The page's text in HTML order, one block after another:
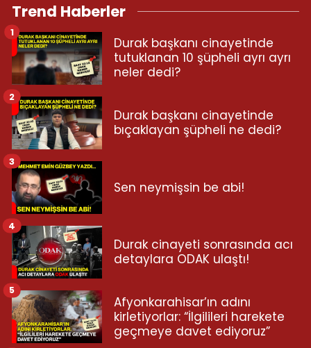
Trend Haberler
Durak başkanı cinayetinde
tutuklanan 10 şüpheli ayrı ayrı
neler dedi?
1
Durak başkanı cinayetinde
bıçaklayan şüpheli ne dedi?
2
Sen neymişsin be abi!
3
Durak cinayeti sonrasında acı
detaylara ODAK ulaştı!
4
Afyonkarahisar’ın adını
kirletiyorlar: “İlgilileri harekete
geçmeye davet ediyoruz”
5